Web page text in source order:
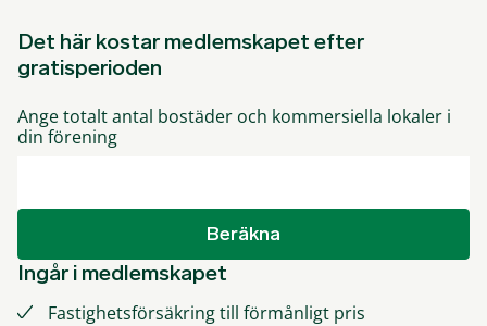
Det här kostar medlemskapet efter
gratisperioden
Ange totalt antal bostäder och kommersiella lokaler i
din förening
Beräkna
Ingår i medlemskapet
Fastighetsförsäkring till förmånligt pris